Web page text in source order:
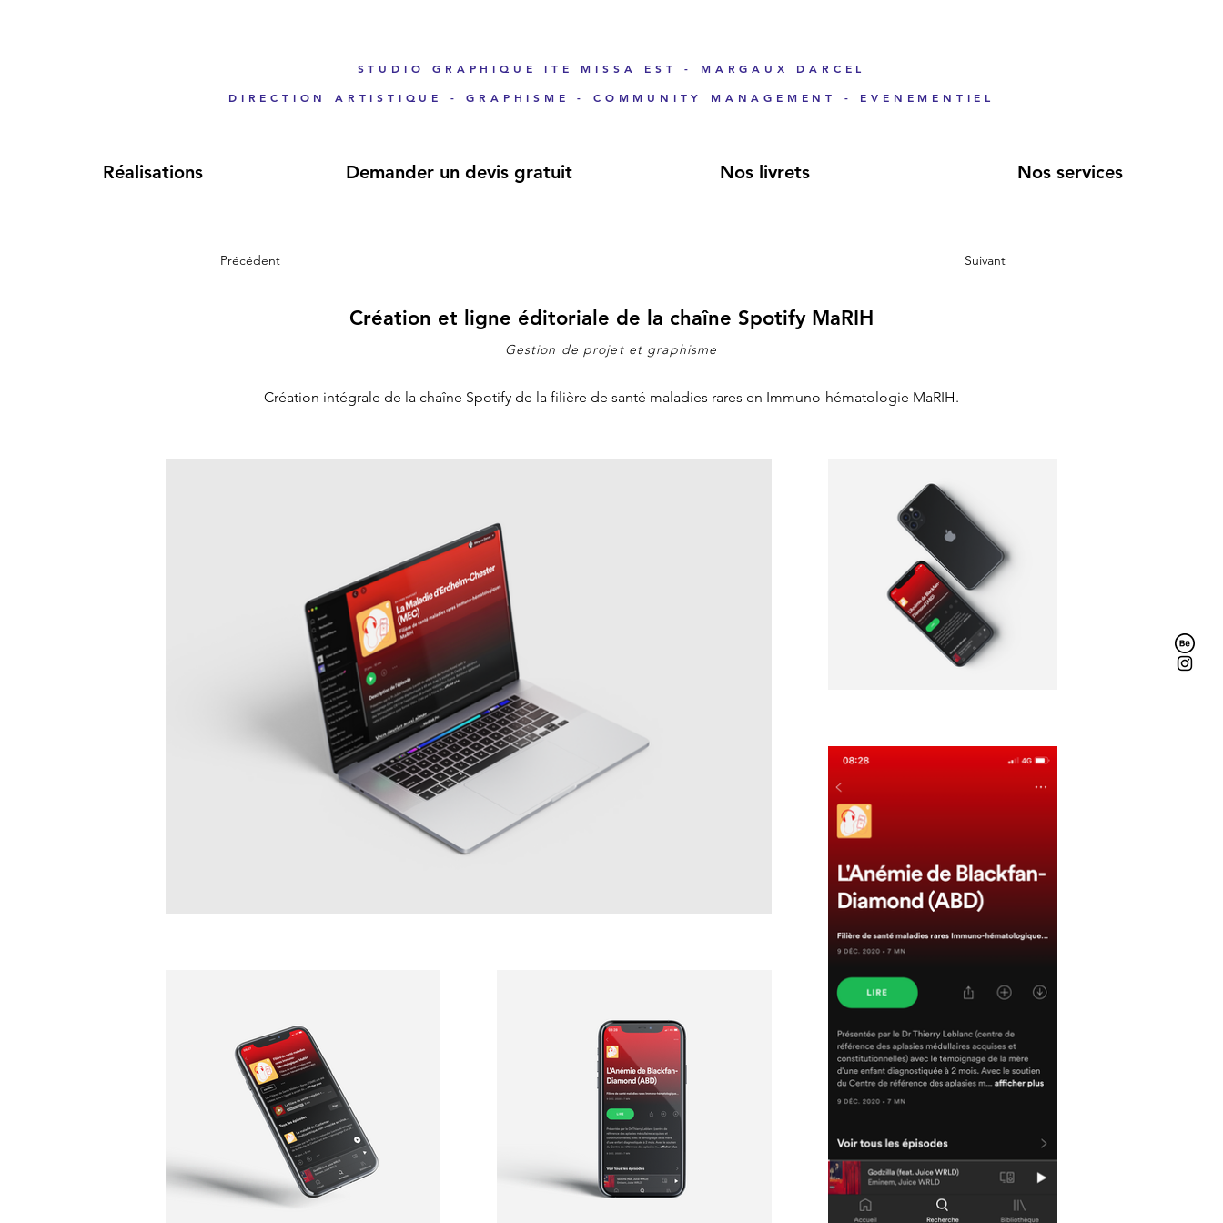
STUDIO GRAPHIQUE ITE MISSA EST - MARGAUX DARCEL
DIRECTION ARTISTIQUE - GRAPHISME - COMMUNITY MANAGEMENT - EVENEMENTIEL
Réalisations Demander un devis gratuit Nos livrets Nos services
Précédent Suivant
Création et ligne éditoriale de la chaîne Spotify MaRIH
Gestion de projet et graphisme
Création intégrale de la chaîne Spotify de la filière de santé maladies rares en Immuno-hématologie MaRIH.